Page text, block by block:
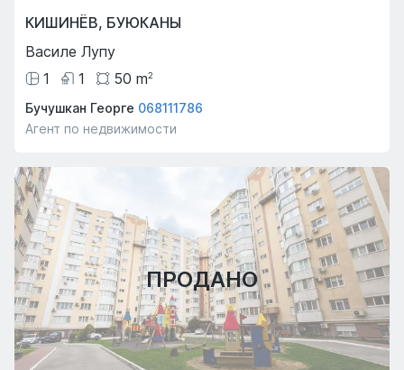
КИШИНЁВ, БУЮКАНЫ
Василе Лупу
1
1 50 m2
Бучушкан Георге 068111786
Агент по недвижимости
ПРОДАНО